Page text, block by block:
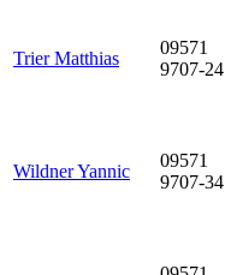
Trier Matthias
09571
9707-24
Wildner Yannic
09571
9707-34